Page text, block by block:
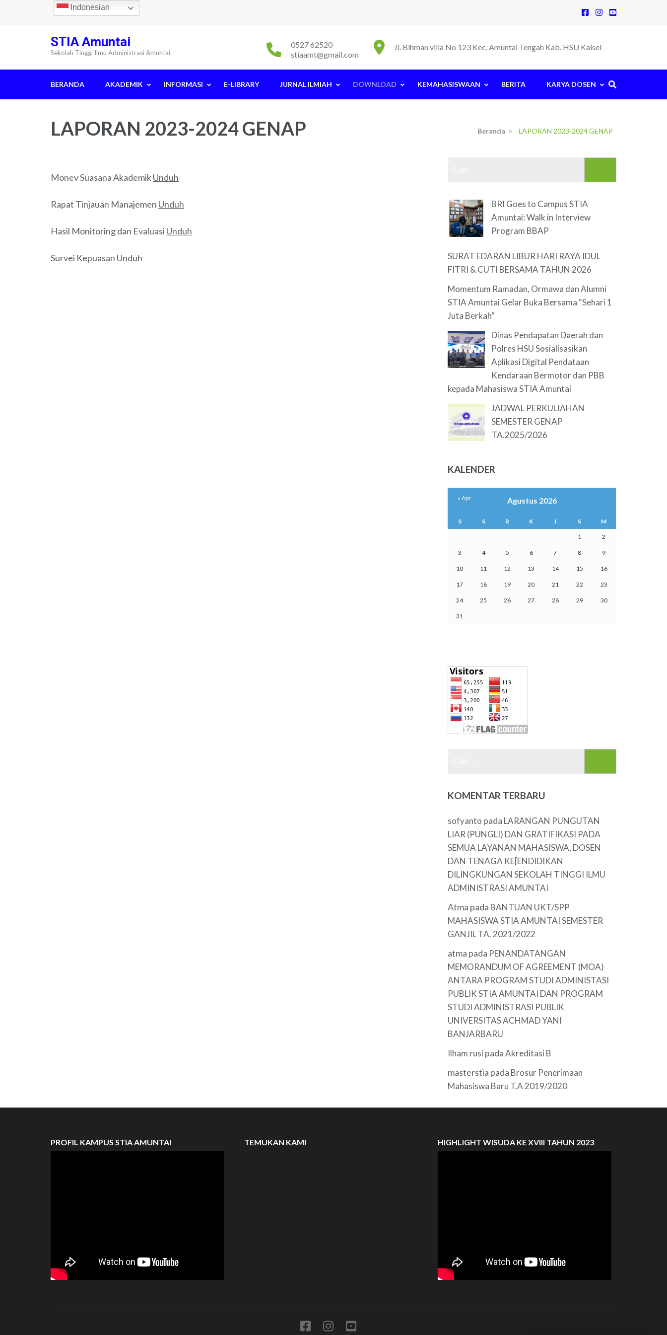
STIA Amuntai
Sekolah Tinggi Ilmu Administrasi Amuntai
Jl. Bihman villa No 123 Kec. Amuntai Tengah Kab. HSU Kalsel
0527 62520
stiaamt@gmail.com
BERANDA AKADEMIK INFORMASI E-LIBRARY JURNAL ILMIAH DOWNLOAD KEMAHASISWAAN BERITA KARYA DOSEN
LAPORAN 2023-2024 GENAP Beranda > LAPORAN 2023-2024 GENAP
Monev Suasana AkademikUnduh
Rapat Tinjauan Manajemen Unduh
Hasil Monitoring dan Evaluasi Unduh
Survei Kepuasan Unduh
BRI Goes to Campus STIA
Amuntai: Walk in Interview
Program BBAP
SURAT EDARAN LIBUR HARI RAYA IDUL
FITRI & CUTI BERSAMA TAHUN 2026
Momentum Ramadan, Ormawa dan Alumni
STIA Amuntai Gelar Buka Bersama “Sehari 1
Juta Berkah”
Dinas Pendapatan Daerah dan
Polres HSU Sosialisasikan
Aplikasi Digital Pendataan
Kendaraan Bermotor dan PBB
kepada Mahasiswa STIA Amuntai
JADWAL PERKULIAHAN
SEMESTER GENAP
TA.2025/2026
KALENDER
Agustus 2026
S S R K J S M
1 2
3 4 5 6 7 8 9
10 11 12 13 14 15 16
17 18 19 20 21 22 23
24 25 26 27 28 29 30
31
« Apr
KOMENTAR TERBARU
sofyanto pada LARANGAN PUNGUTAN
LIAR (PUNGLI) DAN GRATIFIKASI PADA
SEMUA LAYANAN MAHASISWA, DOSEN
DAN TENAGA KE[ENDIDIKAN
DILINGKUNGAN SEKOLAH TINGGI ILMU
ADMINISTRASI AMUNTAI
Atma pada BANTUAN UKT/SPP
MAHASISWA STIA AMUNTAI SEMESTER
GANJIL TA. 2021/2022
atma pada PENANDATANGAN
MEMORANDUM OF AGREEMENT (MOA)
ANTARA PROGRAM STUDI ADMINISTASI
PUBLIK STIA AMUNTAI DAN PROGRAM
STUDI ADMINISTRASI PUBLIK
UNIVERSITAS ACHMAD YANI
BANJARBARU
Ilham rusi padaAkreditasi B
masterstia pada Brosur Penerimaan
Mahasiswa Baru T.A 2019/2020
PROFIL KAMPUS STIA AMUNTAI TEMUKAN KAMI HIGHLIGHT WISUDA KE XVIII TAHUN 2023
Indonesian